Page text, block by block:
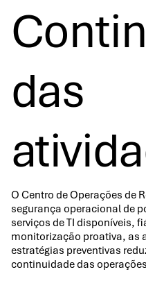
das
O Centro de Operações de
segurança operacional de
serviços de TI disponíveis,
monitorização proativa, as
estratégias preventivas
continuidade das